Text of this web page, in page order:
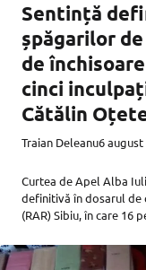
Sentință
șpăgarilor de
de
cinci
Cătălin
Traian Deleanu6 august
Curtea de Apel Alba
definitivă în dosarul de
(RAR) Sibiu, în care 16